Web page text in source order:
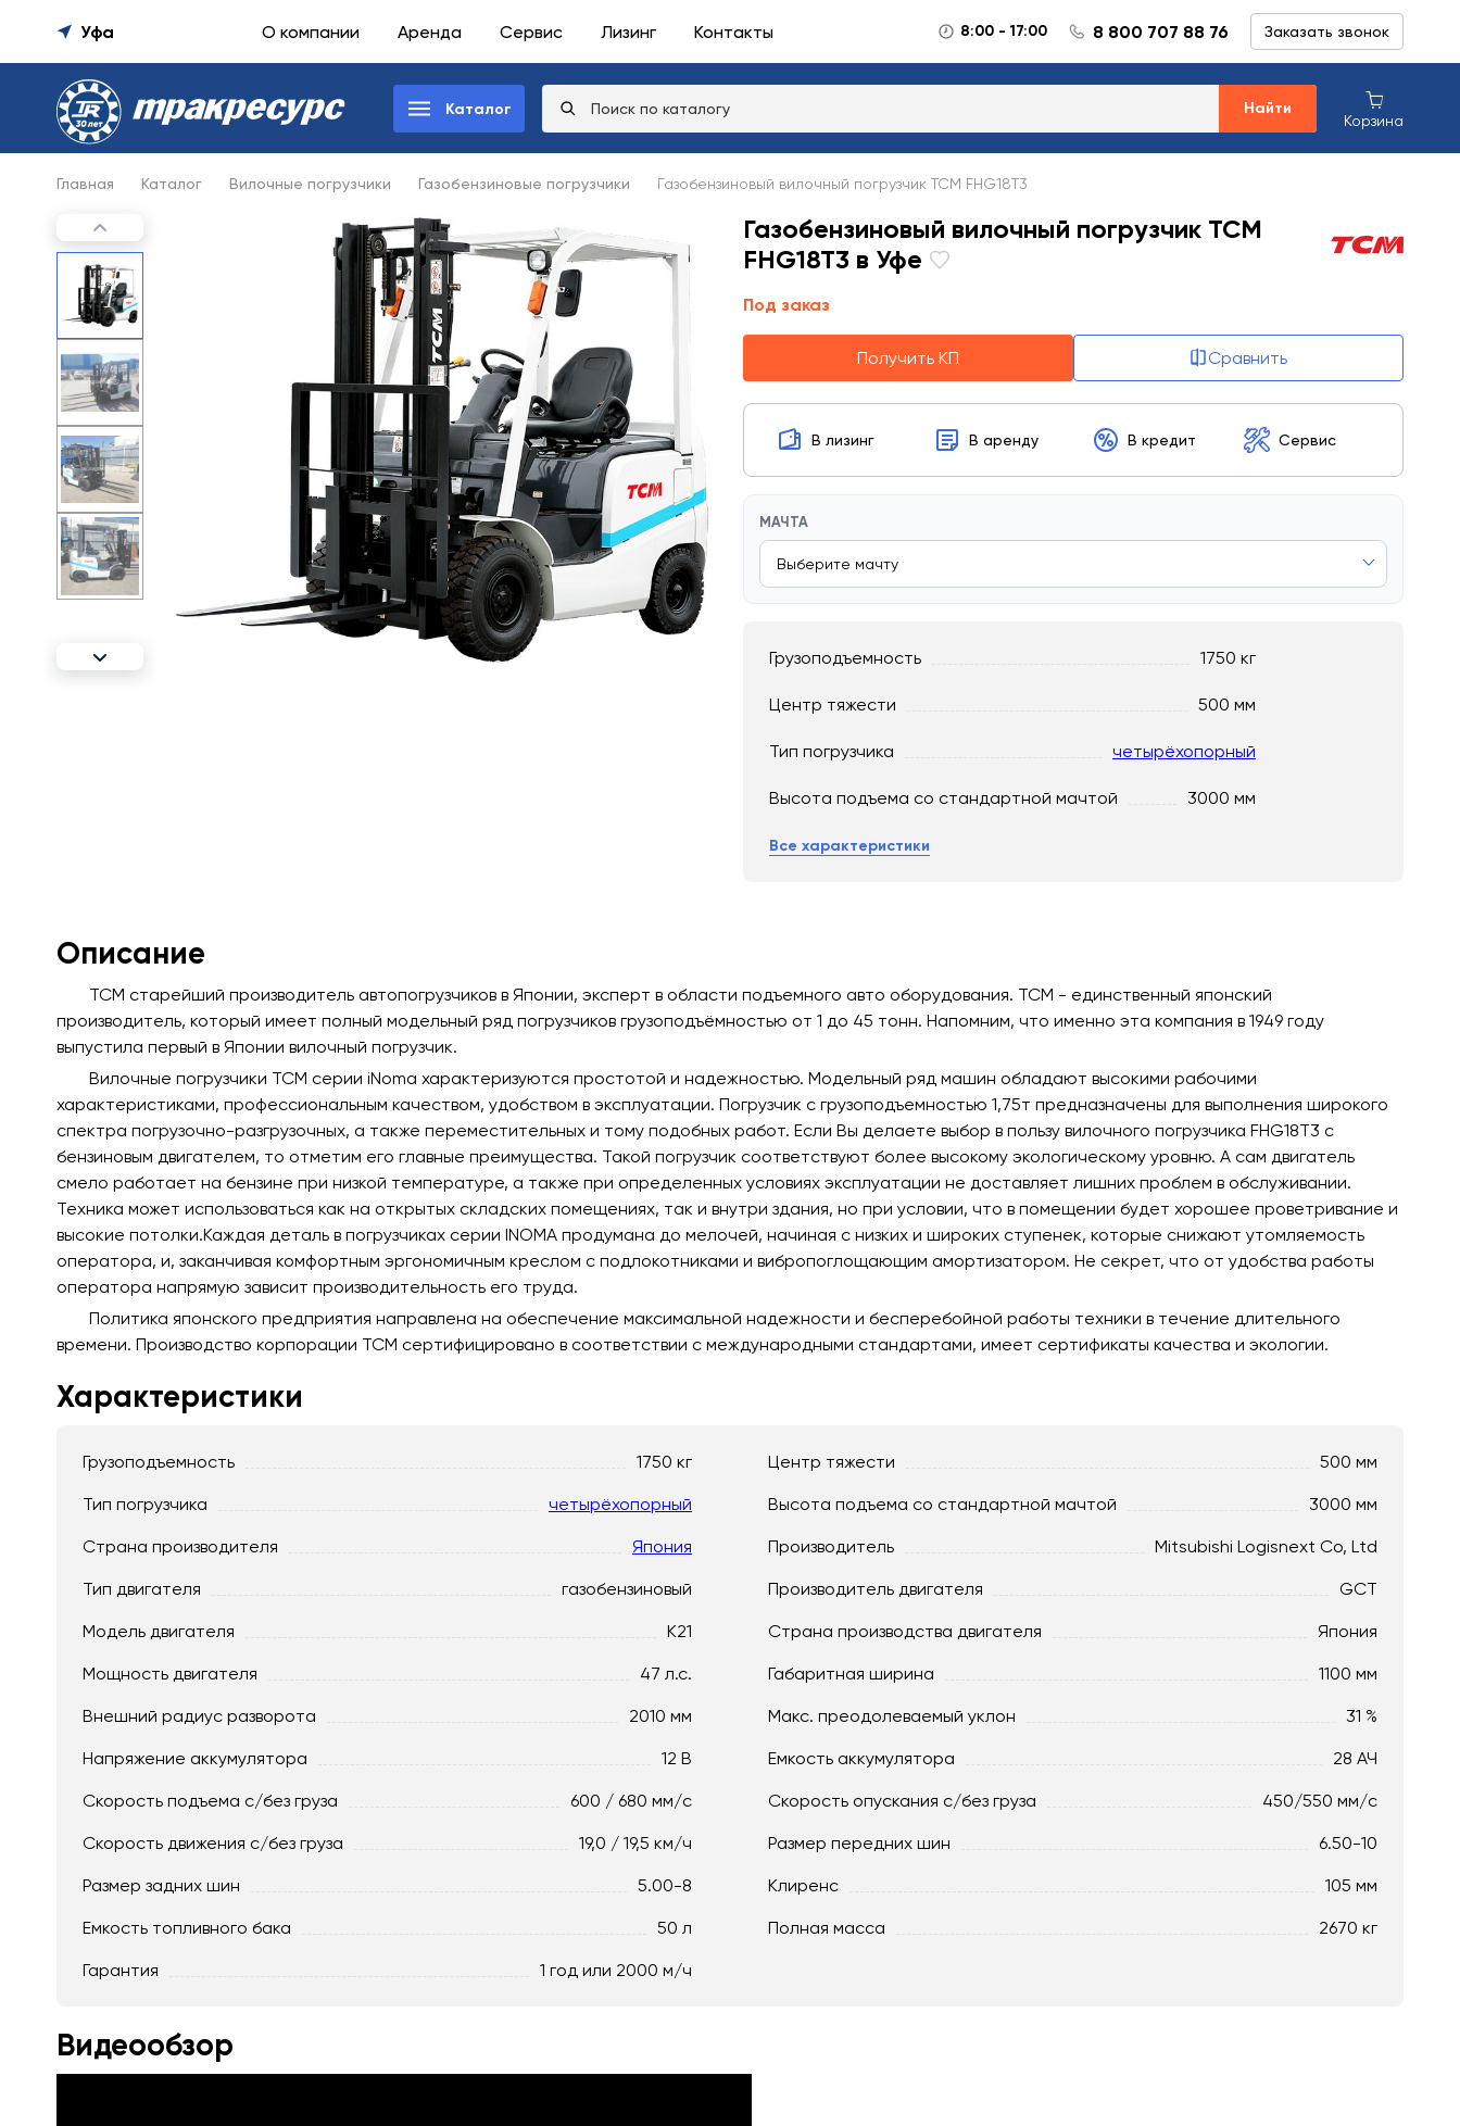
Уфа О компании Аренда Сервис Лизинг Контакты 8:00 - 17:00 8 800 707 88 76 Заказать звонок
Каталог Найти
Корзина
Главная Каталог Вилочные погрузчики Газобензиновые погрузчики Газобензиновый вилочный погрузчик TCM FHG18T3
Газобензиновый вилочный погрузчик TCM
FHG18T3 в Уфе
Под заказ
Получить КП Сравнить
В лизинг В аренду В кредит Сервис
МАЧТА
Грузоподъемность 1750 кг
Центр тяжести 500 мм
Тип погрузчика четырёхопорный
Высота подъема со стандартной мачтой 3000 мм
Все характеристики
Описание
TCM старейший производитель автопогрузчиков в Японии, эксперт в области подъемного авто оборудования. TCM - единственный японский
производитель, который имеет полный модельный ряд погрузчиков грузоподъёмностью от 1 до 45 тонн. Напомним, что именно эта компания в 1949 году
выпустила первый в Японии вилочный погрузчик.
Вилочные погрузчики ТСМ серии iNoma характеризуются простотой и надежностью. Модельный ряд машин обладают высокими рабочими
характеристиками, профессиональным качеством, удобством в эксплуатации. Погрузчик с грузоподъемностью 1,75т предназначены для выполнения широкого
спектра погрузочно-разгрузочных, а также переместительных и тому подобных работ. Если Вы делаете выбор в пользу вилочного погрузчика FHG18T3 с
бензиновым двигателем, то отметим его главные преимущества. Такой погрузчик соответствуют более высокому экологическому уровню. А сам двигатель
смело работает на бензине при низкой температуре, а также при определенных условиях эксплуатации не доставляет лишних проблем в обслуживании.
Техника может использоваться как на открытых складских помещениях, так и внутри здания, но при условии, что в помещении будет хорошее проветривание и
высокие потолки.Каждая деталь в погрузчиках серии INOMA продумана до мелочей, начиная с низких и широких ступенек, которые снижают утомляемость
оператора, и, заканчивая комфортным эргономичным креслом с подлокотниками и вибропоглощающим амортизатором. Не секрет, что от удобства работы
оператора напрямую зависит производительность его труда.
Политика японского предприятия направлена на обеспечение максимальной надежности и бесперебойной работы техники в течение длительного
времени. Производство корпорации ТСМ сертифицировано в соответствии с международными стандартами, имеет сертификаты качества и экологии.
Характеристики
Грузоподъемность 1750 кг Центр тяжести 500 мм
Тип погрузчика четырёхопорный Высота подъема со стандартной мачтой 3000 мм
Страна производителя Япония Производитель Mitsubishi Logisnext Co, Ltd
Тип двигателя газобензиновый Производитель двигателя GCT
Модель двигателя K21 Страна производства двигателя Япония
Мощность двигателя 47 л.с. Габаритная ширина 1100 мм
Внешний радиус разворота 2010 мм Макс. преодолеваемый уклон 31 %
Напряжение аккумулятора 12 В Емкость аккумулятора 28 АЧ
Скорость подъема с/без груза 600 / 680 мм/с Скорость опускания c/без груза 450/550 мм/с
Скорость движения c/без груза 19,0 / 19,5 км/ч Размер передних шин 6.50-10
Размер задних шин 5.00-8 Клиренс 105 мм
Емкость топливного бака 50 л Полная масса 2670 кг
Гарантия 1 год или 2000 м/ч
Видеообзор